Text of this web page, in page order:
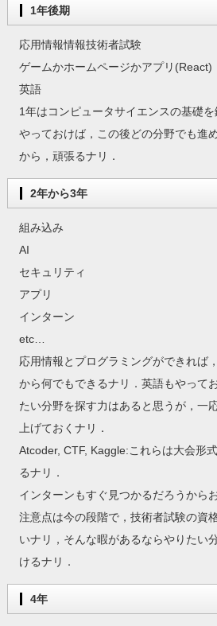
1年後期
応用情報情報技術者試験
ゲームかホームページかアプリ(React)
英語
1年はコンピュータサイエンスの基礎
やっておけば，この後どの分野でも進
から，頑張るナリ．
2年から3年
組み込み
AI
セキュリティ
アプリ
インターン
etc…
応用情報とプログラミングができれば
から何でもできるナリ．英語もやって
たい分野を探す力はあると思うが，一
上げておくナリ．
Atcoder, CTF, Kaggle:これらは大会形
るナリ．
インターンもすぐ見つかるだろうから
注意点は今の段階で，技術者試験の資
いナリ，そんな暇があるならやりたい
けるナリ．
4年